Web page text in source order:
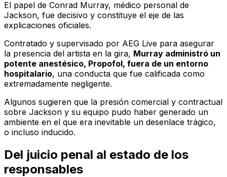
El papel de Conrad Murray, médico personal de
Jackson, fue decisivo y constituye el eje de las
explicaciones oficiales.
Contratado y supervisado por AEG Live para asegurar
la presencia del artista en la gira, Murray administró un
potente anestésico, Propofol, fuera de un entorno
hospitalario, una conducta que fue calificada como
extremadamente negligente.
Algunos sugieren que la presión comercial y contractual
sobre Jackson y su equipo pudo haber generado un
ambiente en el que era inevitable un desenlace trágico,
o incluso inducido.
Del juicio penal al estado de los
responsables